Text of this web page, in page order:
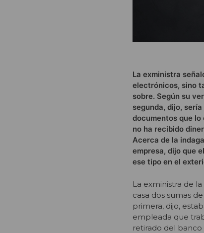
La exministra
electrónicos, sino
sobre. Según su
segunda, dijo,
documentos que lo
no ha recibido
Acerca de la
empresa, dijo que
ese tipo en el
La exministra de
casa dos sumas
primera, dijo,
empleada que
retirado del